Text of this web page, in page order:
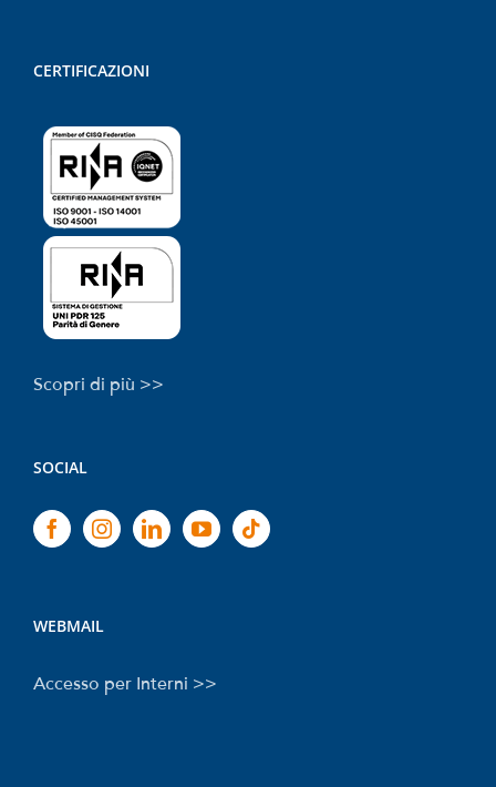
CERTIFICAZIONI
Scopri di più >>
SOCIAL
WEBMAIL
Accesso per Interni >>